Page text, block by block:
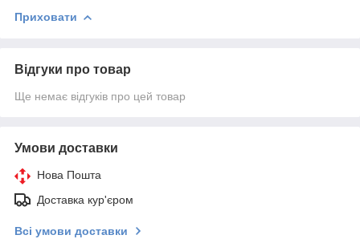
Приховати
Відгуки про товар
Ще немає відгуків про цей товар
Умови доставки
Нова Пошта
Доставка кур'єром
Всі умови доставки